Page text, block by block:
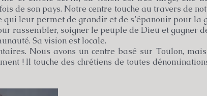
de son pays. Notre centre touche au travers de
qui leur permet de grandir et de s’épanouir pour la
rassembler, soigner le peuple de Dieu et gagner
Sa vision est locale.
Nous avons un centre basé sur Toulon,
! Il touche des chrétiens de toutes